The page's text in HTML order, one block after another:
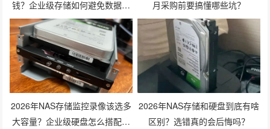
钱？企业级存储如何避免数据丢
失风险？
月采购前要搞懂哪些坑？
2026年NAS存储监控录像该选多
大容量？企业级硬盘怎么搭配才
2026年NAS存储和硬盘到底有啥
区别？选错真的会后悔吗？